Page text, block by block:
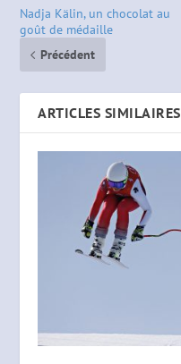
Nadja Kälin, un chocolat au
goût de médaille
Précédent
ARTICLES SIMILAIRES